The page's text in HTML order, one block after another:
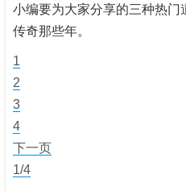
小编要为大家分享的三种热
传奇那些年。
1
2
3
4
下一页
1/4